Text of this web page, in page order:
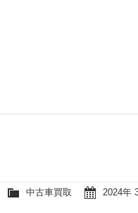
2024年
中古車買取